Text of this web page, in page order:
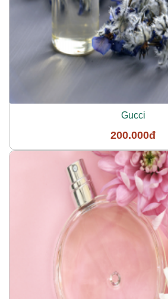
Gucci
200.000đ